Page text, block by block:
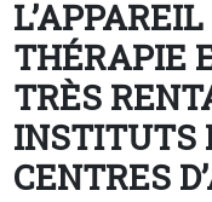
THÉRAPIE
TRÈS
INSTITUTS
CENTRES